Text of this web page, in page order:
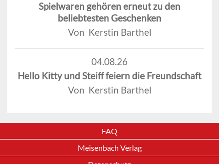
Spielwaren gehören erneut zu den
beliebtesten Geschenken
Von Kerstin Barthel
04.08.26
Hello Kitty und Steiff feiern die Freundschaft
Von Kerstin Barthel
FAQ
Meisenbach Verlag